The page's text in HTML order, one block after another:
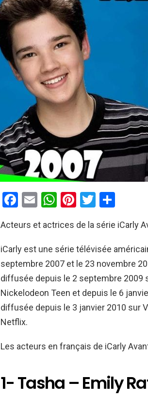
F
ce
b
o
o
k
E
ail
W
at
s
A
p
p
Pi
er
es
t
T
tt
er
ta
g
er
Acteurs et actrices de la série iCarly
iCarly est une série télévisée
septembre 2007 et le 23 novembre
diffusée depuis le 2 septembre 2009
Nickelodeon Teen et depuis le 6
diffusée depuis le 3 janvier 2010 sur
Netflix.
Les acteurs en français de iCarly
1- Tasha – Emily